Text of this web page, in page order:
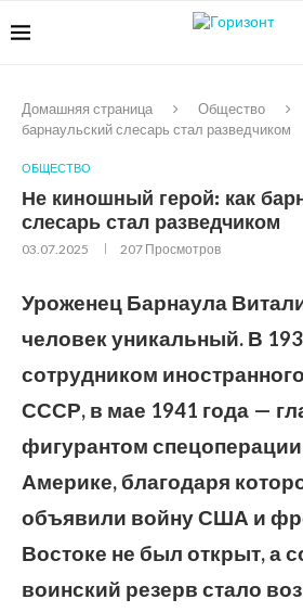
Домашняя страница Общество
барнаульский слесарь стал разведчиком
ОБЩЕСТВО
Не киношный герой: как
слесарь стал разведчиком
03.07.2025 207 Просмотров
Уроженец Барнаула
человек уникальный. В
сотрудником
СССР, в мае 1941 года —
фигурантом спецоперации
Америке, благодаря
объявили войну США и
Востоке не был открыт, а
воинский резерв стало